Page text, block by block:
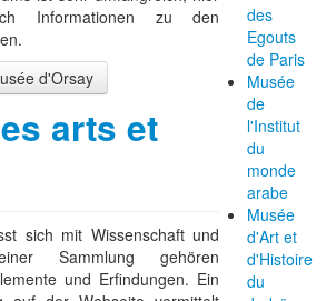
Informationen zu den
d'Orsay
arts et
sich mit Wissenschaft und
Sammlung gehören
und Erfindungen. Ein
des
Egouts
de Paris
Musée
de
l'Institut
du
monde
arabe
Musée
d'Art et
d'Histoire
du